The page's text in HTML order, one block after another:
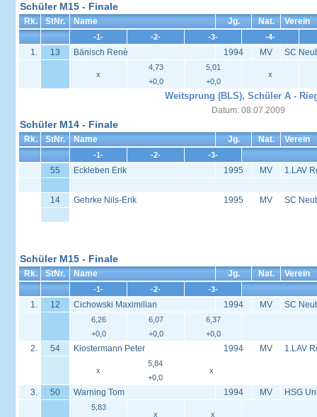
Schüler M15 - Finale
Rk. StNr. Name Jg. Nat. Verein
-1- -2- -3- -4-
1. 13 Bänisch Renè 1994 MV SC
x
4,73
+0,0
5,01
+0,0
x
Weitsprung (BLS), Schüler A -
Datum: 08.07.2009
Schüler M14 - Finale
Rk. StNr. Name Jg. Nat. Verein
-1- -2- -3-
55 Eckleben Erik 1995 MV 1.LAV
14 Gehrke Nils-Erik 1995 MV SC
Schüler M15 - Finale
Rk. StNr. Name Jg. Nat. Verein
-1- -2- -3-
1. 12 Cichowski Maximilian 1994 MV SC
6,26
+0,0
6,07
+0,0
6,37
+0,0
2. 54 Klostermann Peter 1994 MV 1.LAV
x
5,84
+0,0
x
3. 50 Warning Tom 1994 MV HSG
5,83
x
x